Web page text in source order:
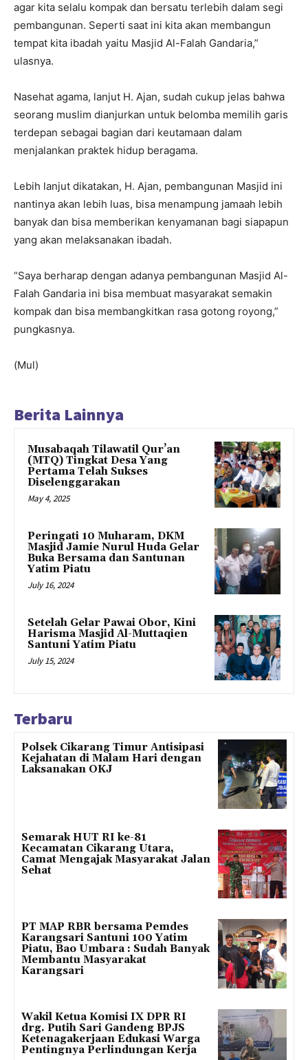
agar kita selalu kompak dan bersatu terlebih dalam segi
pembangunan. Seperti saat ini kita akan membangun
tempat kita ibadah yaitu Masjid Al-Falah Gandaria,”
ulasnya.
Nasehat agama, lanjut H. Ajan, sudah cukup jelas bahwa
seorang muslim dianjurkan untuk belomba memilih garis
terdepan sebagai bagian dari keutamaan dalam
menjalankan praktek hidup beragama.
Lebih lanjut dikatakan, H. Ajan, pembangunan Masjid ini
nantinya akan lebih luas, bisa menampung jamaah lebih
banyak dan bisa memberikan kenyamanan bagi siapapun
yang akan melaksanakan ibadah.
“Saya berharap dengan adanya pembangunan Masjid Al-
Falah Gandaria ini bisa membuat masyarakat semakin
kompak dan bisa membangkitkan rasa gotong royong,”
pungkasnya.
(Mul)
Berita Lainnya
Musabaqah Tilawatil Qur’an
(MTQ) Tingkat Desa Yang
Pertama Telah Sukses
Diselenggarakan
May 4, 2025
Peringati 10 Muharam, DKM
Masjid Jamie Nurul Huda Gelar
Buka Bersama dan Santunan
Yatim Piatu
July 16, 2024
Setelah Gelar Pawai Obor, Kini
Harisma Masjid Al-Muttaqien
Santuni Yatim Piatu
July 15, 2024
Terbaru
Polsek Cikarang Timur Antisipasi
Kejahatan di Malam Hari dengan
Laksanakan OKJ
Semarak HUT RI ke-81
Kecamatan Cikarang Utara,
Camat Mengajak Masyarakat Jalan
Sehat
PT MAP RBR bersama Pemdes
Karangsari Santuni 100 Yatim
Piatu, Bao Umbara : Sudah Banyak
Membantu Masyarakat
Karangsari
Wakil Ketua Komisi IX DPR RI
drg. Putih Sari Gandeng BPJS
Ketenagakerjaan Edukasi Warga
Pentingnya Perlindungan Kerja